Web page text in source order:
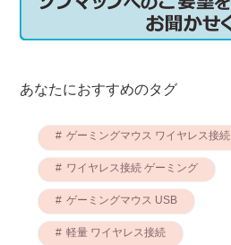
あなたにおすすめのタグ
ゲーミングマウス ワイヤレス接続
ワイヤレス接続 ゲーミング
ゲーミングマウス USB
軽量 ワイヤレス接続